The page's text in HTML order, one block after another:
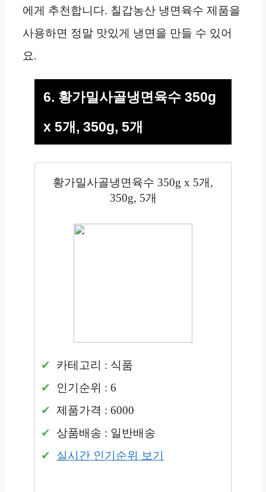
에게 추천합니다. 칠갑농산 냉면육수 제품을
사용하면 정말 맛있게 냉면을 만들 수 있어
요.
6. 황가밀사골냉면육수 350g
x 5개, 350g, 5개
황가밀사골냉면육수 350g x 5개,
350g, 5개
카테고리 : 식품
인기순위 : 6
제품가격 : 6000
상품배송 : 일반배송
실시간 인기순위 보기